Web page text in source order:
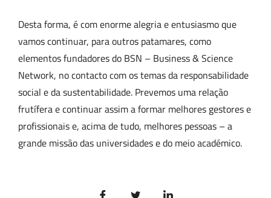
Desta forma, é com enorme alegria e entusiasmo que
vamos continuar, para outros patamares, como
elementos fundadores do BSN – Business & Science
Network, no contacto com os temas da responsabilidade
social e da sustentabilidade. Prevemos uma relação
frutífera e continuar assim a formar melhores gestores e
profissionais e, acima de tudo, melhores pessoas – a
grande missão das universidades e do meio académico.